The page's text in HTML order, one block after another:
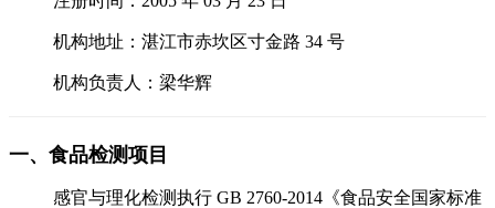
机构地址：湛江市赤坎区寸金路 34 号
机构负责人：梁华辉
一、食品检测项目
感官与理化检测执行 GB 2760-2014《食品安全国家标准